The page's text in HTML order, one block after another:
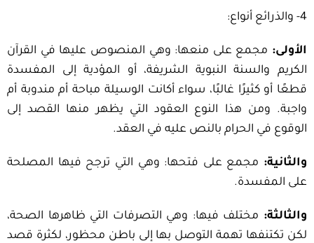
4- والذرائع أنواع:
الأولى: مجمع على منعها: وهي المنصوص عليها في القرآن
الكريم والسنة النبوية الشريفة، أو المؤدية إلى المفسدة
قطعًا أو كثيرًا غالبًا، سواء أكانت الوسيلة مباحة أم مندوبة أم
واجبة. ومن هذا النوع العقود التي يظهر منها القصد إلى
الوقوع في الحرام بالنص عليه في العقد.
والثانية: مجمع على فتحها: وهي التي ترجح فيها المصلحة
على المفسدة.
والثالثة: مختلف فيها: وهي التصرفات التي ظاهرها الصحة،
لكن تكتنفها تهمة التوصل بها إلى باطن محظور، لكثرة قصد